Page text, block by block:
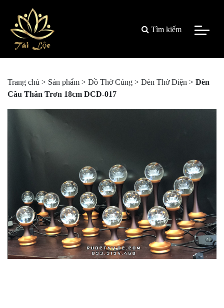
Tìm kiếm
Trang chủ > Sản phẩm > Đồ Thờ Cúng > Đèn Thờ Điện > Đèn
Cầu Thân Trơn 18cm DCD-017